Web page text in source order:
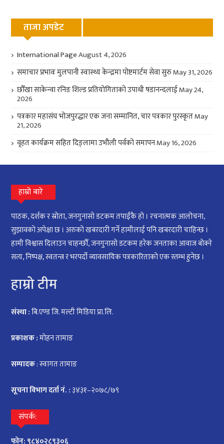
ताजा अपडेट
International PageAugust 4, 2026
समाचार प्रभावः मुलपानी स्वास्थ्य केन्द्रमा पोष्टमार्टम सेवा सुरुMay 31, 2026
छौँखा साकेन्वा रनिङ शिल्ड प्रतियोगिताको उपाधी षडानन्दलाईMay 24,
2026
पत्रकार महासंघ भोजपुरद्धार एक जना सम्मानित, चार पत्रकार पुरस्कृतMay
21, 2026
वृहत कार्यक्रम सहित दिङ्लामा उभौली पर्वको समापनMay 16, 2026
हाम्रो बारे
पाठक, दर्शक र स्रोता, जनगुनासो डटकम तपाईंकै हो । रचनात्मक आलोचना,
सुझावको अपेक्षा छ । अरुको खबरदारी गर्ने हामीलाई पनि खबरदारी चाहिन्छ ।
हामी विश्वास दिलाउन चाहन्छौँ, जनगुनासो डटकम हरेक जनताका आवाज बोक्ने
सत्य, निष्पक्ष, स्वतन्त्र र भरपर्दो व्यावसायिक पत्रकारिताको एक स्तम्भ हुनेछ ।
हाम्रो टीम
संस्था :बि.एण्ड जि. मल्टी मिडिया प्रा.लि.
प्रकाशक :मोहन तामाङ
सम्पादक: स्वागत तामाङ
सूचना विभाग दर्ता नं. : ३४३१–२०७८/७९
संपर्क:
फोन: ९८४०२८९३०६